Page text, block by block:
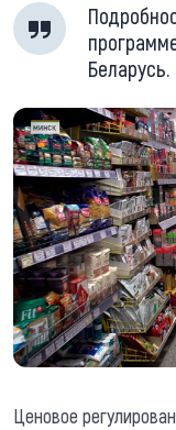
Беларусь.
Ценовое